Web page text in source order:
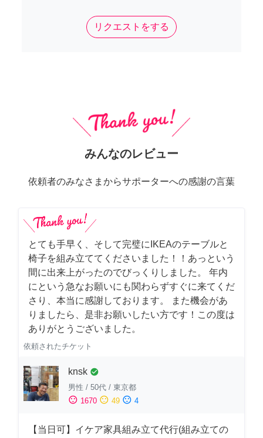
リクエストをする
みんなのレビュー
依頼者のみなさまからサポーターへの感謝の言葉
とても手早く、そして完璧にIKEAのテーブルと
椅子を組み立ててくださいました！！あっという
間に出来上がったのでびっくりしました。 年内
にという急なお願いにも関わらずすぐに来てくだ
さり、本当に感謝しております。 また機会があ
りましたら、是非お願いしたい方です！この度は
ありがとうございました。
依頼されたチケット
knsk check_circle
男性 / 50代 / 東京都
sentiment_satisfied 1670 sentiment_neutral 49 sentiment_dissatisfied 4
【当日可】イケア家具組み立て代行(組み立ての